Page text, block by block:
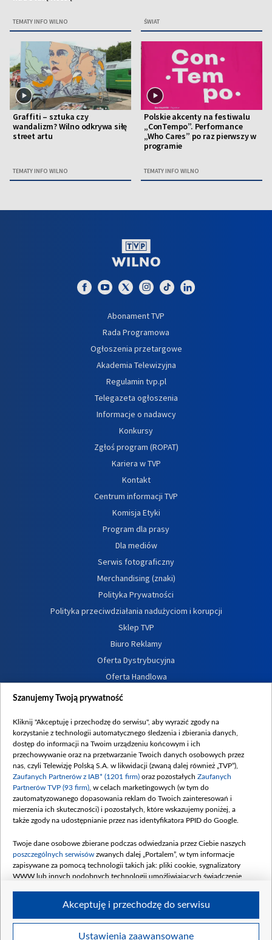
TEMATY INFO WILNO ŚWIAT
Graffiti – sztuka czy
wandalizm? Wilno odkrywa siłę
street artu
TEMATY INFO WILNO
Polskie akcenty na festiwalu
„ConTempo”. Performance
„Who Cares” po raz pierwszy w
programie
TEMATY INFO WILNO
Abonament TVP
Rada Programowa
Ogłoszenia przetargowe
Akademia Telewizyjna
Regulamin tvp.pl
Telegazeta ogłoszenia
Informacje o nadawcy
Konkursy
Zgłoś program (ROPAT)
Kariera w TVP
Kontakt
Centrum informacji TVP
Komisja Etyki
Program dla prasy
Dla mediów
Serwis fotograficzny
Merchandising (znaki)
Polityka Prywatności
Polityka przeciwdziałania nadużyciom i korupcji
Sklep TVP
Biuro Reklamy
Oferta Dystrybucyjna
Oferta Handlowa
Dostępność
Procedura zgłoszeń wewnętrznych
Szanujemy Twoją prywatność
Kliknij "Akceptuję i przechodzę do serwisu", aby wyrazić zgody na
korzystanie z technologii automatycznego śledzenia i zbierania danych,
dostęp do informacji na Twoim urządzeniu końcowym i ich
przechowywanie oraz na przetwarzanie Twoich danych osobowych przez
nas, czyli Telewizję Polską S.A. w likwidacji (zwaną dalej również „TVP”),
Zaufanych Partnerów z IAB* (1201 firm) oraz pozostałych Zaufanych
Partnerów TVP (93 firm) , w celach marketingowych (w tym do
zautomatyzowanego dopasowania reklam do Twoich zainteresowań i
mierzenia ich skuteczności) i pozostałych, które wskazujemy poniżej, a
także zgody na udostępnianie przez nas identyfikatora PPID do Google.
Twoje dane osobowe zbierane podczas odwiedzania przez Ciebie naszych
poszczególnych serwisów zwanych dalej „Portalem”, w tym informacje
zapisywane za pomocą technologii takich jak: pliki cookie, sygnalizatory
WWW lub innych podobnych technologii umożliwiających świadczenie
Twoje dane osobowe zbierane podczas odwiedzania przez Ciebie
Ustawienia zaawansowane
Akceptuję i przechodzę do serwisu